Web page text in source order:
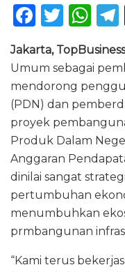
F
c
e
b
o
o
k
T
it
te
r
W
h
a
ts
A
p
p
Jakarta,
Umum sebagai
mendorong
(PDN) dan
proyek
Produk Dalam
Anggaran
dinilai sangat
pertumbuhan
menumbuhkan
prmbangunan
“Kami terus